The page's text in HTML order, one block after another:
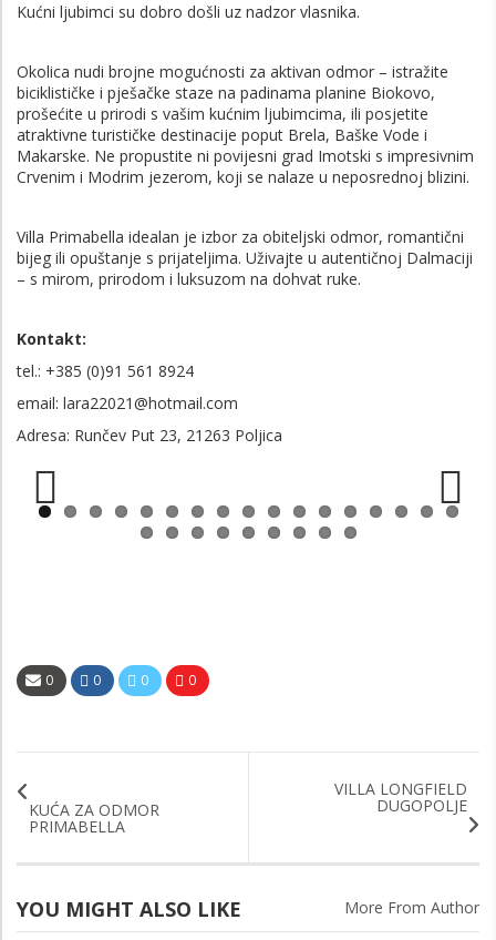
Kućni ljubimci su dobro došli uz nadzor vlasnika.
Okolica nudi brojne mogućnosti za aktivan odmor – istražite
biciklističke i pješačke staze na padinama planine Biokovo,
prošećite u prirodi s vašim kućnim ljubimcima, ili posjetite
atraktivne turističke destinacije poput Brela, Baške Vode i
Makarske. Ne propustite ni povijesni grad Imotski s impresivnim
Crvenim i Modrim jezerom, koji se nalaze u neposrednoj blizini.
Villa Primabella idealan je izbor za obiteljski odmor, romantični
bijeg ili opuštanje s prijateljima. Uživajte u autentičnoj Dalmaciji
– s mirom, prirodom i luksuzom na dohvat ruke.
Kontakt:
tel.: +385 (0)91 561 8924
email: lara22021@hotmail.com
Adresa: Runčev Put 23, 21263 Poljica
Previous Next
0 0 0 0
KUĆA ZA ODMOR
PRIMABELLA
VILLA LONGFIELD
DUGOPOLJE
YOU MIGHT ALSO LIKE More From Author